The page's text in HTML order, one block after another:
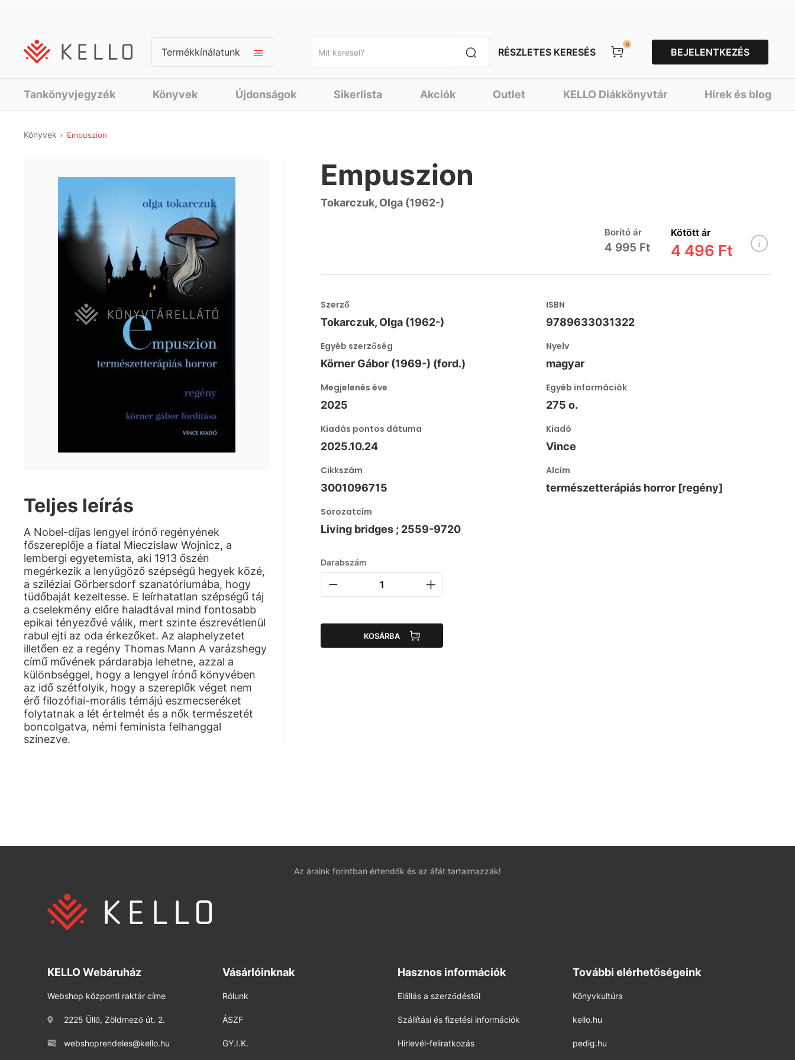
Termékkínálatunk RÉSZLETES KERESÉS
0
BEJELENTKEZÉS
Tankönyvjegyzék Könyvek Újdonságok Sikerlista Akciók Outlet KELLO Diákkönyvtár Hírek és blog
Könyvek Empuszion
Teljes leírás
A Nobel-díjas lengyel írónő regényének
főszereplője a fiatal Mieczislaw Wojnicz, a
lembergi egyetemista, aki 1913 őszén
megérkezik a lenyűgöző szépségű hegyek közé,
a sziléziai Görbersdorf szanatóriumába, hogy
tüdőbaját kezeltesse. E leírhatatlan szépségű táj
a cselekmény előre haladtával mind fontosabb
epikai tényezővé válik, mert szinte észrevétlenül
rabul ejti az oda érkezőket. Az alaphelyzetet
illetően ez a regény Thomas Mann A varázshegy
című művének párdarabja lehetne, azzal a
különbséggel, hogy a lengyel írónő könyvében
az idő szétfolyik, hogy a szereplők véget nem
érő filozófiai-morális témájú eszmecseréket
folytatnak a lét értelmét és a nők természetét
boncolgatva, némi feminista felhanggal
színezve.
Empuszion
Tokarczuk, Olga (1962-)
Borító ár
4 995 Ft
Kötött ár
4 496 Ft
Szerző
Tokarczuk, Olga (1962-)
ISBN
9789633031322
Egyéb szerzőség
Körner Gábor (1969-) (ford.)
Nyelv
magyar
Megjelenés éve
2025
Egyéb információk
275 o.
Kiadás pontos dátuma
2025.10.24
Kiadó
Vince
Cikkszám
3001096715
Alcím
természetterápiás horror [regény]
Sorozatcím
Living bridges ; 2559-9720
Darabszám
KOSÁRBA
Az áraink forintban értendők és az áfát tartalmazzák!
KELLO Webáruház
Webshop központi raktár címe
2225 Üllő, Zöldmező út. 2.
webshoprendeles@kello.hu
Vásárlóinknak
Rólunk
ÁSZF
GY.I.K.
Hasznos információk
Elállás a szerződéstől
Szállítási és fizetési információk
Hírlevél-feliratkozás
További elérhetőségeink
Könyvkultúra
kello.hu
pedig.hu